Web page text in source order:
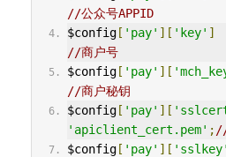
//公众号APPID
$config[ 'pay' ][ 'key' ]
//商户号
$config[ 'pay' ][
//商户秘钥
$config[ 'pay' ][
'apiclient_cert.pem' ;
$config[ 'pay' ][ 'sslkey'